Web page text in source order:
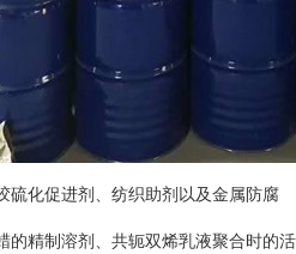
硫化促进剂、纺织助剂以及金属防腐
的精制溶剂、共轭双烯乳液聚合时的活